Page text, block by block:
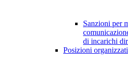
Sanzioni per
di incarichi
Posizioni